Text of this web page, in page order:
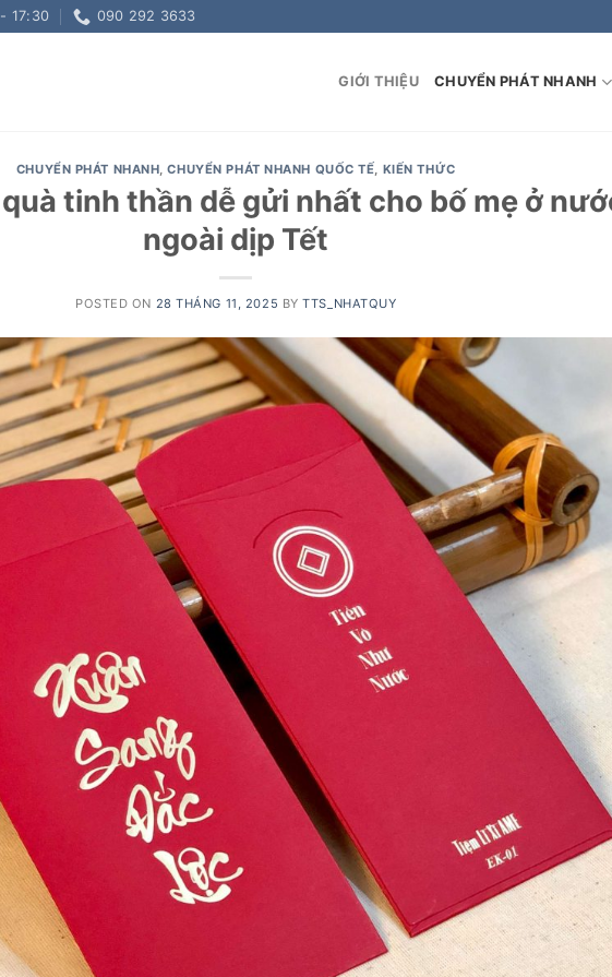
17:30 090 292 3633
GIỚI THIỆU CHUYỂN PHÁT NHANH
CHUYỂN PHÁT NHANH,CHUYỂN PHÁT NHANH QUỐC TẾ, KIẾN THỨC
tinh thần dễ gửi nhất cho bố mẹ ở
ngoài dịp Tết
POSTED ON 28 THÁNG 11, 2025 BYTTS_NHATQUY